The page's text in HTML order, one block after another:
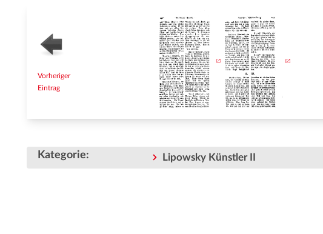
Vorheriger
Eintrag
Kategorie: Lipowsky Künstler II